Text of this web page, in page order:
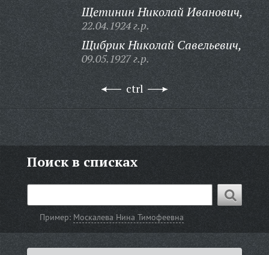
Щетинин Николай Иванович,
22.04.1924 г.р.
Щибрик Николай Савельевич,
09.05.1927 г.р.
ctrl
Поиск в списках
Пример: Москалева Нина Тимофеевна